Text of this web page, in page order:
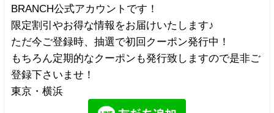
BRANCH公式アカウントです！
限定割引やお得な情報をお届けいたします♪
ただ今ご登録時、抽選で初回クーポン発行中！
もちろん定期的なクーポンも発行致しますので是非ご
登録下さいませ！
東京・横浜